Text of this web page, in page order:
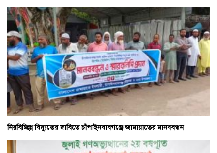
নিরবিচ্ছিন্ন বিদ্যুতের দাবিতে চাঁপাইনবাবগঞ্জে জামায়াতের মানববন্ধন